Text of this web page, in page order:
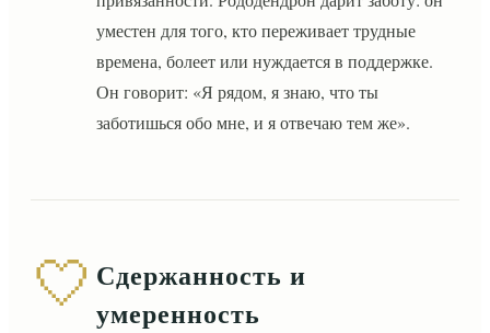
уместен для того, кто переживает трудные
времена, болеет или нуждается в поддержке.
Он говорит: «Я рядом, я знаю, что ты
заботишься обо мне, и я отвечаю тем же».
🤍 Сдержанность и
умеренность